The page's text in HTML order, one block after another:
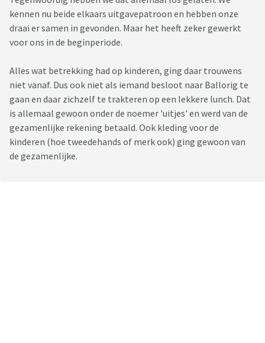
kennen nu beide elkaars uitgavepatroon en hebben onze
draai er samen in gevonden. Maar het heeft zeker gewerkt
voor ons in de beginperiode.
Alles wat betrekking had op kinderen, ging daar trouwens
niet vanaf. Dus ook niet als iemand besloot naar Ballorig te
gaan en daar zichzelf te trakteren op een lekkere lunch. Dat
is allemaal gewoon onder de noemer 'uitjes' en werd van de
gezamenlijke rekening betaald. Ook kleding voor de
kinderen (hoe tweedehands of merk ook) ging gewoon van
de gezamenlijke.